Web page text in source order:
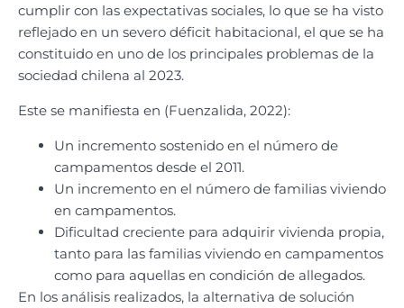
cumplir con las expectativas sociales, lo que se ha visto
reflejado en un severo déficit habitacional, el que se ha
constituido en uno de los principales problemas de la
sociedad chilena al 2023.
Este se manifiesta en (Fuenzalida, 2022):
Un incremento sostenido en el número de
campamentos desde el 2011.
Un incremento en el número de familias viviendo
en campamentos.
Dificultad creciente para adquirir vivienda propia,
tanto para las familias viviendo en campamentos
como para aquellas en condición de allegados.
En los análisis realizados, la alternativa de solución